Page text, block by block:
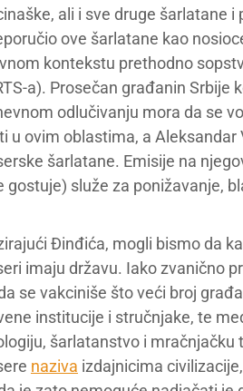
ali i sve druge šarlatane
ove šarlatane kao
kontekstu prethodno
a). Prosečan građanin Srbije
odlučivanju mora da se
u ovim oblastima, a
šarlatane. Emisije na
gostuje) služe za ponižavanje,
Đinđića, mogli bismo da
imaju državu. Iako zvanično
se vakciniše što veći broj
institucije i stručnjake, te
šarlatanstvo i
naziva izdajnicima